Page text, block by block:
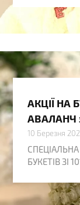
АКЦІЇ НА
АВАЛАНЧ
10 Березня
БУКЕТІВ ЗІ